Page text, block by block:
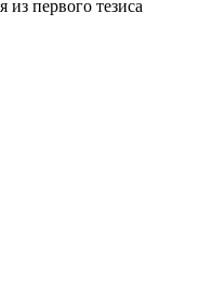
первого тезиса